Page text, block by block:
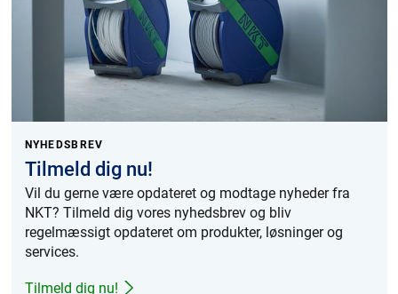
Bæredygtighed
MyNKT KarriereInvestorerMediecenter
NYHEDSBREV
Tilmeld dig nu!
Vil du gerne være opdateret og modtage nyheder fra
NKT? Tilmeld dig vores nyhedsbrev og bliv
regelmæssigt opdateret om produkter, løsninger og
services.
Tilmeld dig nu!